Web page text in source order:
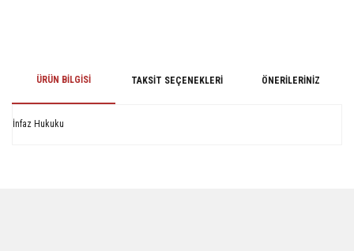
ÜRÜN BILGISI TAKSIT SEÇENEKLERI ÖNERILERINIZ
İnfaz Hukuku